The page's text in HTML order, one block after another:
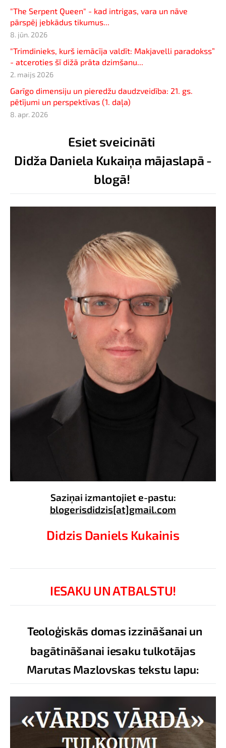
"The Serpent Queen" - kad intrigas, vara un nāve
pārspēj jebkādus tikumus...
8. jūn. 2026
"Trimdinieks, kurš iemācīja valdīt: Makjavelli paradokss”
- atceroties šī dižā prāta dzimšanu...
2. maijs 2026
Garīgo dimensiju un pieredžu daudzveidība: 21. gs.
pētījumi un perspektīvas (1. daļa)
8. apr. 2026
Esiet sveicināti
Didža Daniela Kukaiņa mājaslapā -
blogā!
Saziņai izmantojiet e-pastu:
blogerisdidzis[at]gmail.com
Didzis Daniels Kukainis
IESAKU UN ATBALSTU!
Teoloģiskās domas izzināšanai un
bagātināšanai iesaku tulkotājas
Marutas Mazlovskas tekstu lapu: